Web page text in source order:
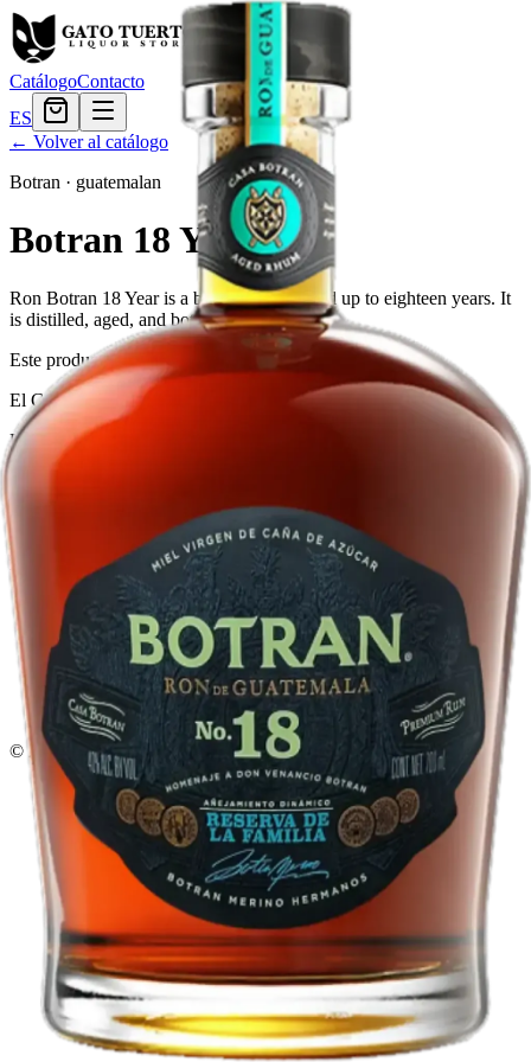
CatálogoContacto
ES
← Volver al catálogo
Botran · guatemalan
Botran 18 Year
Ron Botran 18 Year is a blend of rums aged up to eighteen years. It
is distilled, aged, and bottled in Guatemala.
Este producto no está disponible actualmente.
El Gato Tuerto
Licorera · envíos locales
Política de devoluciones
Delivery · Miami
Delivery de licores en Miami
Alcohol a domicilio Miami
Delivery a Brickell
Licorera en Brickell
Delivery Coral Gables
Cervezas a domicilio Miami
© 2026 El Gato Tuerto · Licorera·Bebé responsablemente.